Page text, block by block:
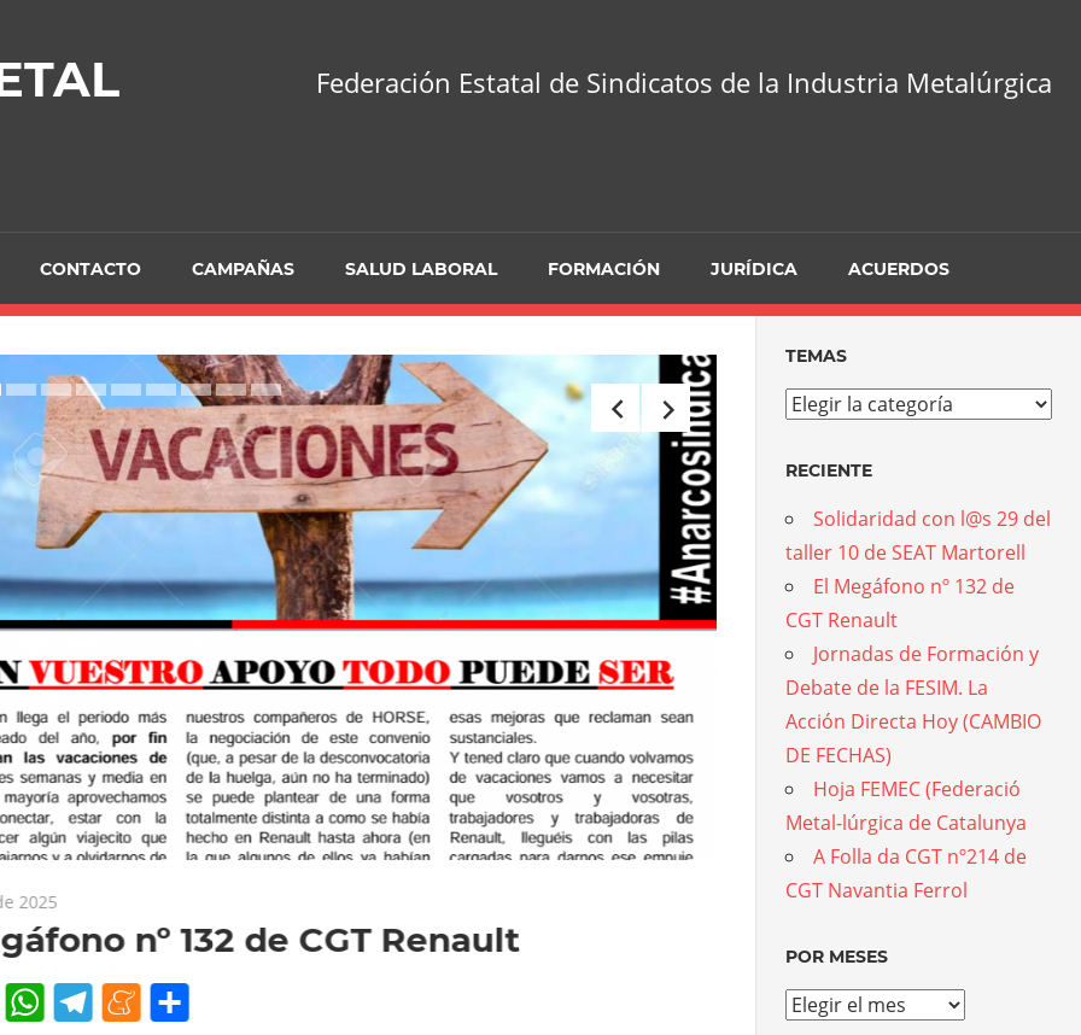
Federación Estatal de Sindicatos de la Industria Metalúrgica
CONTACTO CAMPAÑAS SALUD LABORAL FORMACIÓN JURÍDICA ACUERDOS
2025
nº 132 de CGT Renault
WhatsApp
Telegram
Meneame
Compartir
9 de julio de 2025
La Acción Directa
Los próximos 17, 18 y 19 de octubre
aprender sobre La
Facebook
Twitter
WhatsApp
Telegram
TEMAS
Temas
RECIENTE
Solidaridad con l@s 29 del
taller 10 de SEAT Martorell
El Megáfono nº 132 de
CGT Renault
Jornadas de Formación y
Debate de la FESIM. La
Acción Directa Hoy (CAMBIO
DE FECHAS)
Hoja FEMEC (Federació
Metal-lúrgica de Catalunya
A Folla da CGT nº214 de
CGT Navantia Ferrol
POR MESES
Por